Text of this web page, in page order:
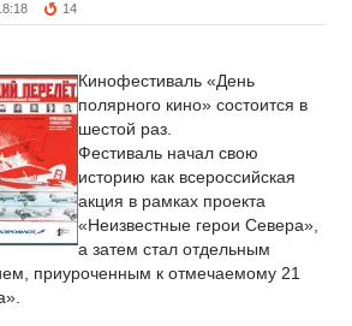
14
Кинофестиваль «День
полярного кино» состоится в
шестой раз.
Фестиваль начал свою
историю как всероссийская
акция в рамках проекта
«Неизвестные герои Севера»,
а затем стал отдельным
приуроченным к отмечаемому 21